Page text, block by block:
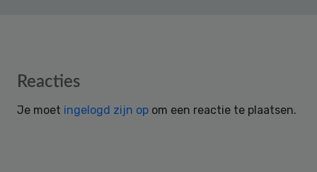
Reader
Reacties
Je moet ingelogd zijn op om een reactie te plaatsen.